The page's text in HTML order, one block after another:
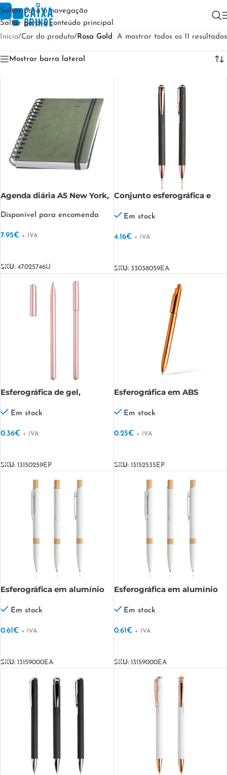
Saltar para a navegação
Saltar para o conteúdo principal
Início/Cor do produto/Rosa Gold A mostrar todos os 11 resultados
Mostrar barra lateral
Agenda diária A5 New York,
Disponível para encomenda
7.95€ + IVA
SKU: 47025746U
Conjunto esferográfica e
oferta Writz Set
Em stock
4.16€ + IVA
SKU: 33038059EA
Esferográfica de gel,
tampa Charm
Em stock
0.36€ + IVA
SKU: 13150259EP
Esferográfica em ABS
Metalisse
Em stock
0.25€ + IVA
SKU: 13152535EP
Esferográfica em alumínio
bambu Bulu
Em stock
0.61€ + IVA
SKU: 13159000EA
Esferográfica em alumínio
bambu Bulu
Em stock
0.61€ + IVA
SKU: 13159000EA